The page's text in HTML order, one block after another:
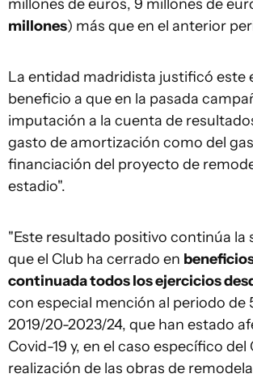
millones de euros, 9 millones de
millones) más que en el anterior
La entidad madridista justificó este
beneficio a que en la pasada
imputación a la cuenta de
gasto de amortización como del
financiación del proyecto de
estadio".
"Este resultado positivo continúa la
que el Club ha cerrado en
continuada todos los ejercicios
con especial mención al periodo de
2019/20-2023/24, que han estado
Covid-19 y, en el caso específico del
realización de las obras de